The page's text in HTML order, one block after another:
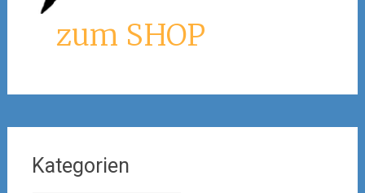
zum SHOP
Kategorien